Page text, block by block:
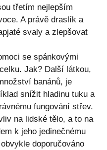
třetím nejlepším
A právě draslík a
svaly a zlepšovat
se spánkovými
Jak? Další látkou,
banánů, je
snížit hladinu tuku a
fungování střev.
na lidské tělo, a to na
k jeho jedinečnému
doporučováno